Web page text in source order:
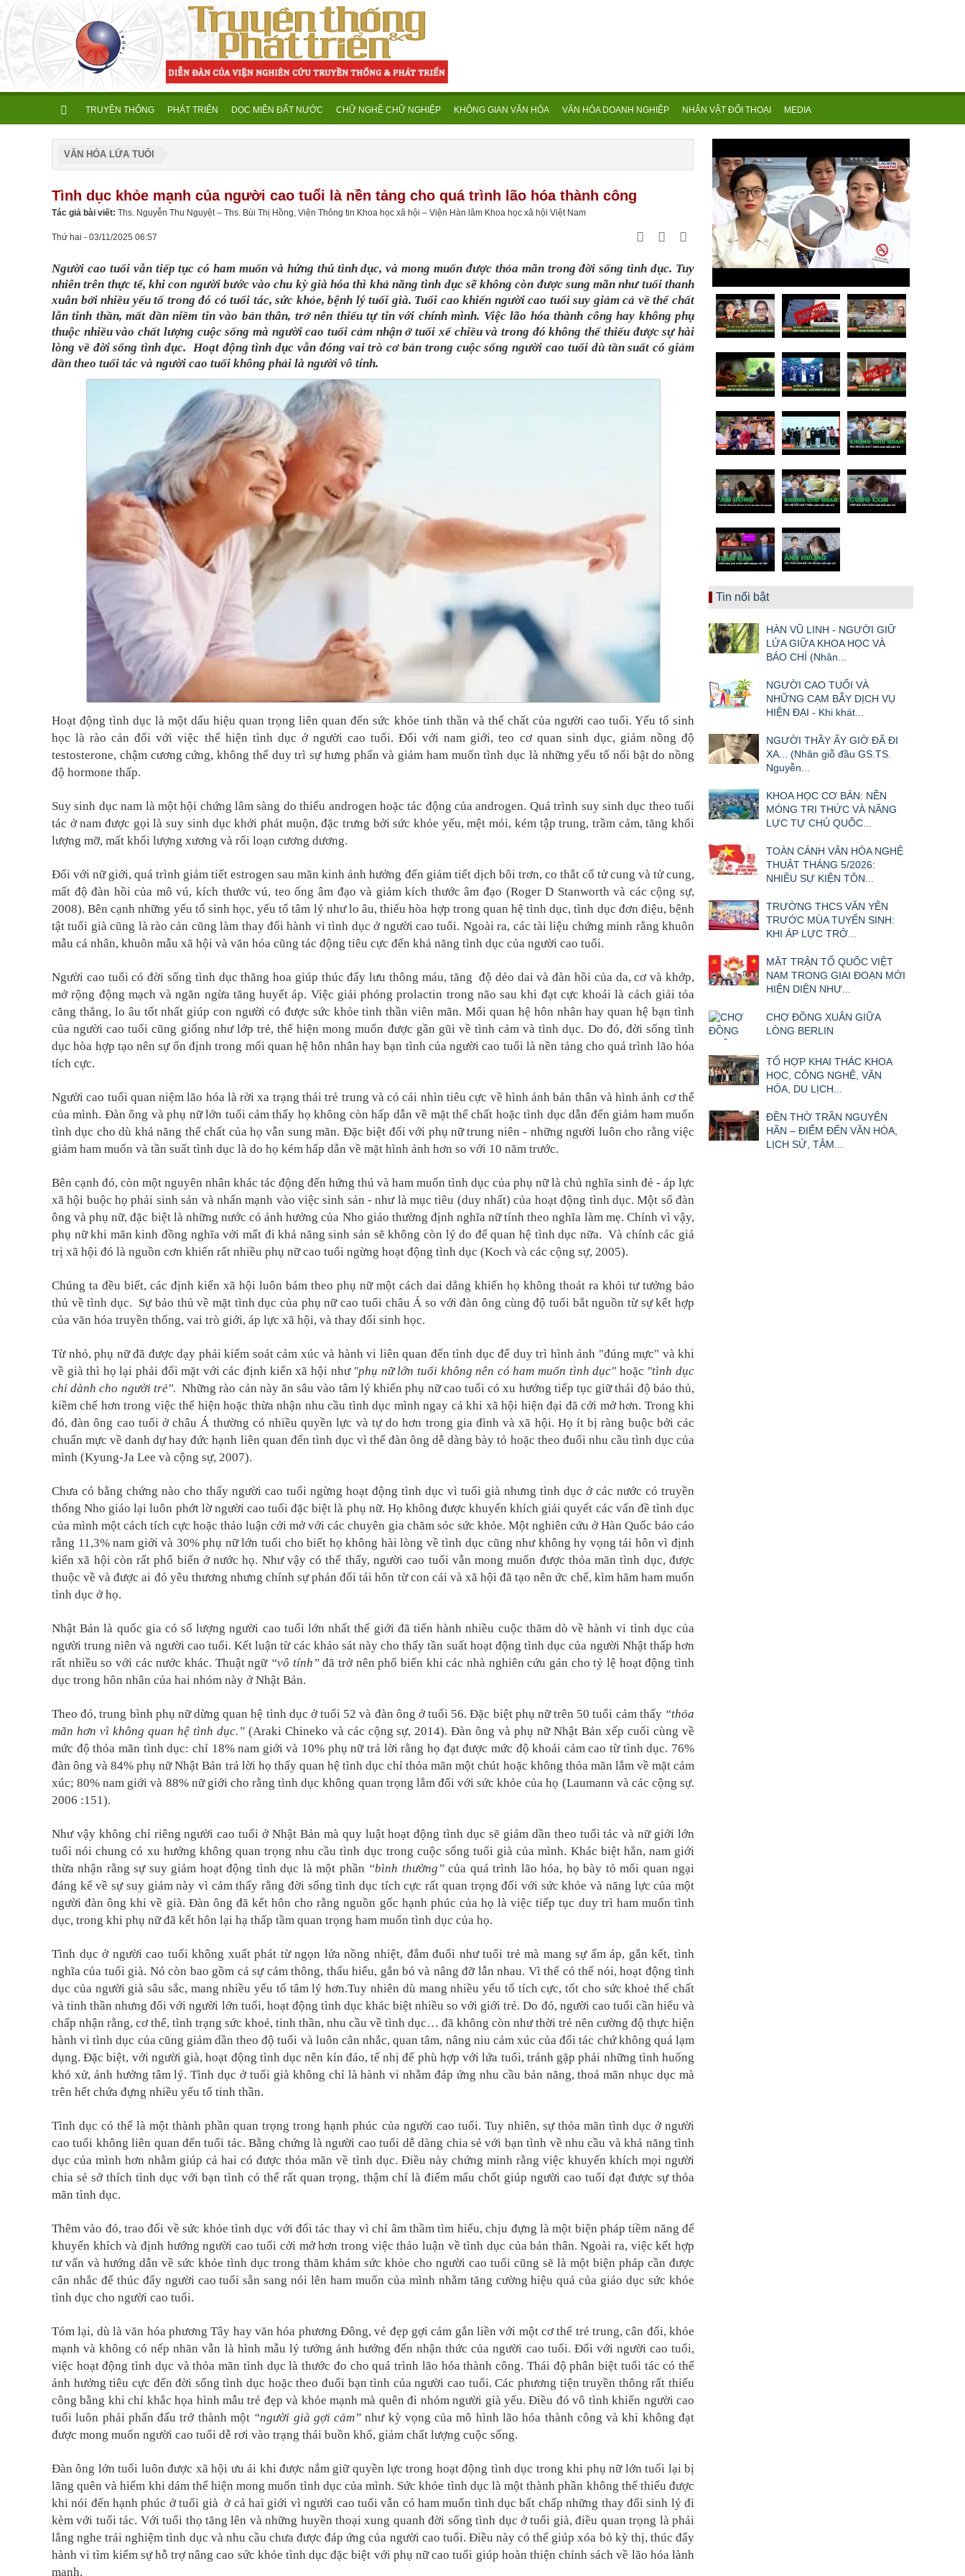
TRUYỀN THỐNG PHÁT TRIỂN DỌC MIỀN ĐẤT NƯỚC CHỮ NGHỀ CHỮ NGHIỆP KHÔNG GIAN VĂN HÓA VĂN HÓA DOANH NGHIỆP NHÂN VẬT ĐỐI THOẠI MEDIA
VĂN HÓA LỨA TUỔI
Tình dục khỏe mạnh của người cao tuổi là nền tảng cho quá trình lão hóa thành công
Tác giả bài viết: Ths. Nguyễn Thu Nguyệt – Ths. Bùi Thị Hồng, Viện Thông tin Khoa học xã hội – Viện Hàn lâm Khoa học xã hội Việt Nam
Thứ hai - 03/11/2025 06:57
Người cao tuổi vẫn tiếp tục có ham muốn và hứng thú tình dục, và mong muốn được thỏa mãn trong đời sống tình dục. Tuy
nhiên trên thực tế, khi con người bước vào chu kỳ già hóa thì khả năng tình dục sẽ không còn được sung mãn như tuổi thanh
xuân bởi nhiều yếu tố trong đó có tuổi tác, sức khỏe, bệnh lý tuổi già. Tuổi cao khiến người cao tuổi suy giảm cả về thể chất
lẫn tinh thần, mất dần niềm tin vào bản thân, trở nên thiếu tự tin với chính mình. Việc lão hóa thành công hay không phụ
thuộc nhiều vào chất lượng cuộc sống mà người cao tuổi cảm nhận ở tuổi xế chiều và trong đó không thể thiếu được sự hài
lòng về đời sống tình dục. Hoạt động tình dục vẫn đóng vai trò cơ bản trong cuộc sống người cao tuổi dù tần suất có giảm
dần theo tuổi tác và người cao tuổi không phải là người vô tính.
Hoạt động tình dục là một dấu hiệu quan trọng liên quan đến sức khỏe tinh thần và thể chất của người cao tuổi. Yếu tố sinh
học là rào cản đối với việc thể hiện tình dục ở người cao tuổi. Đối với nam giới, teo cơ quan sinh dục, giảm nồng độ
testosterone, chậm cương cứng, không thể duy trì sự hưng phấn và giảm ham muốn tình dục là những yếu tố nổi bật do nồng
độ hormone thấp.
Suy sinh dục nam là một hội chứng lâm sàng do thiếu androgen hoặc tác động của androgen. Quá trình suy sinh dục theo tuổi
tác ở nam được gọi là suy sinh dục khởi phát muộn, đặc trưng bởi sức khỏe yếu, mệt mỏi, kém tập trung, trầm cảm, tăng khối
lượng mỡ, mất khối lượng xương và rối loạn cương dương.
Đối với nữ giới, quá trình giảm tiết estrogen sau mãn kinh ảnh hưởng đến giảm tiết dịch bôi trơn, co thắt cổ tử cung và tử cung,
mất độ đàn hồi của mô vú, kích thước vú, teo ống âm đạo và giảm kích thước âm đạo (Roger D Stanworth và các cộng sự,
2008). Bên cạnh những yếu tố sinh học, yếu tố tâm lý như lo âu, thiếu hòa hợp trong quan hệ tình dục, tình dục đơn điệu, bệnh
tật tuổi già cũng là rào cản cũng làm thay đổi hành vi tình dục ở người cao tuổi. Ngoài ra, các tài liệu chứng minh rằng khuôn
mẫu cá nhân, khuôn mẫu xã hội và văn hóa cũng tác động tiêu cực đến khả năng tình dục của người cao tuổi.
Người cao tuổi có đời sống tình dục thăng hoa giúp thúc đẩy lưu thông máu, tăng độ dẻo dai và đàn hồi của da, cơ và khớp,
mở rộng động mạch và ngăn ngừa tăng huyết áp. Việc giải phóng prolactin trong não sau khi đạt cực khoái là cách giải tỏa
căng thẳng, lo âu tốt nhất giúp con người có được sức khỏe tinh thần viên mãn. Mối quan hệ hôn nhân hay quan hệ bạn tình
của người cao tuổi cũng giống như lớp trẻ, thể hiện mong muốn được gần gũi về tình cảm và tình dục. Do đó, đời sống tình
dục hòa hợp tạo nên sự ổn định trong mối quan hệ hôn nhân hay bạn tình của người cao tuổi là nền tảng cho quá trình lão hóa
tích cực.
Người cao tuổi quan niệm lão hóa là rời xa trạng thái trẻ trung và có cái nhìn tiêu cực về hình ảnh bản thân và hình ảnh cơ thể
của mình. Đàn ông và phụ nữ lớn tuổi cảm thấy họ không còn hấp dẫn về mặt thể chất hoặc tình dục dẫn đến giảm ham muốn
tình dục cho dù khả năng thể chất của họ vẫn sung mãn. Đặc biệt đối với phụ nữ trung niên - những người luôn cho rằng việc
giảm ham muốn và tần suất tình dục là do họ kém hấp dẫn về mặt hình ảnh hơn so với 10 năm trước.
Bên cạnh đó, còn một nguyên nhân khác tác động đến hứng thú và ham muốn tình dục của phụ nữ là chủ nghĩa sinh đẻ - áp lực
xã hội buộc họ phải sinh sản và nhấn mạnh vào việc sinh sản - như là mục tiêu (duy nhất) của hoạt động tình dục. Một số đàn
ông và phụ nữ, đặc biệt là những nước có ảnh hưởng của Nho giáo thường định nghĩa nữ tính theo nghĩa làm mẹ. Chính vì vậy,
phụ nữ khi mãn kinh đồng nghĩa với mất đi khả năng sinh sản sẽ không còn lý do để quan hệ tình dục nữa. Và chính các giá
trị xã hội đó là nguồn cơn khiến rất nhiều phụ nữ cao tuổi ngừng hoạt động tình dục (Koch và các cộng sự, 2005).
Chúng ta đều biết, các định kiến xã hội luôn bám theo phụ nữ một cách dai dẳng khiến họ không thoát ra khỏi tư tưởng bảo
thủ về tình dục. Sự bảo thủ về mặt tình dục của phụ nữ cao tuổi châu Á so với đàn ông cùng độ tuổi bắt nguồn từ sự kết hợp
của văn hóa truyền thống, vai trò giới, áp lực xã hội, và thay đổi sinh học.
Từ nhỏ, phụ nữ đã được dạy phải kiểm soát cảm xúc và hành vi liên quan đến tình dục để duy trì hình ảnh "đúng mực" và khi
về già thì họ lại phải đối mặt với các định kiến xã hội như "phụ nữ lớn tuổi không nên có ham muốn tình dục" hoặc "tình dục
chỉ dành cho người trẻ". Những rào cản này ăn sâu vào tâm lý khiến phụ nữ cao tuổi có xu hướng tiếp tục giữ thái độ bảo thủ,
kiềm chế hơn trong việc thể hiện hoặc thừa nhận nhu cầu tình dục mình ngay cả khi xã hội hiện đại đã cởi mở hơn. Trong khi
đó, đàn ông cao tuổi ở châu Á thường có nhiều quyền lực và tự do hơn trong gia đình và xã hội. Họ ít bị ràng buộc bởi các
chuẩn mực về danh dự hay đức hạnh liên quan đến tình dục vì thế đàn ông dễ dàng bày tỏ hoặc theo đuổi nhu cầu tình dục của
mình (Kyung-Ja Lee và cộng sự, 2007).
Chưa có bằng chứng nào cho thấy người cao tuổi ngừng hoạt động tình dục vì tuổi già nhưng tình dục ở các nước có truyền
thống Nho giáo lại luôn phớt lờ người cao tuổi đặc biệt là phụ nữ. Họ không được khuyến khích giải quyết các vấn đề tình dục
của mình một cách tích cực hoặc thảo luận cởi mở với các chuyên gia chăm sóc sức khỏe. Một nghiên cứu ở Hàn Quốc báo cáo
rằng 11,3% nam giới và 30% phụ nữ lớn tuổi cho biết họ không hài lòng về tình dục cũng như không hy vọng tái hôn vì định
kiến xã hội còn rất phổ biến ở nước họ. Như vậy có thể thấy, người cao tuổi vẫn mong muốn được thỏa mãn tình dục, được
thuộc về và được ai đó yêu thương nhưng chính sự phản đối tái hôn từ con cái và xã hội đã tạo nên ức chế, kìm hãm ham muốn
tình dục ở họ.
Nhật Bản là quốc gia có số lượng người cao tuổi lớn nhất thế giới đã tiến hành nhiều cuộc thăm dò về hành vi tình dục của
người trung niên và người cao tuổi. Kết luận từ các khảo sát này cho thấy tần suất hoạt động tình dục của người Nhật thấp hơn
rất nhiều so với các nước khác. Thuật ngữ “vô tính”đã trở nên phổ biến khi các nhà nghiên cứu gán cho tỷ lệ hoạt động tình
dục trong hôn nhân của hai nhóm này ở Nhật Bản.
Theo đó, trung bình phụ nữ dừng quan hệ tình dục ở tuổi 52 và đàn ông ở tuổi 56. Đặc biệt phụ nữ trên 50 tuổi cảm thấy “thỏa
mãn hơn vì không quan hệ tình dục.”(Araki Chineko và các cộng sự, 2014). Đàn ông và phụ nữ Nhật Bản xếp cuối cùng về
mức độ thỏa mãn tình dục: chỉ 18% nam giới và 10% phụ nữ trả lời rằng họ đạt được mức độ khoái cảm cao từ tình dục. 76%
đàn ông và 84% phụ nữ Nhật Bản trả lời họ thấy quan hệ tình dục chỉ thỏa mãn một chút hoặc không thỏa mãn lắm về mặt cảm
xúc; 80% nam giới và 88% nữ giới cho rằng tình dục không quan trọng lắm đối với sức khỏe của họ (Laumann và các cộng sự.
2006 :151).
Như vậy không chỉ riêng người cao tuổi ở Nhật Bản mà quy luật hoạt động tình dục sẽ giảm dần theo tuổi tác và nữ giới lớn
tuổi nói chung có xu hướng không quan trọng nhu cầu tình dục trong cuộc sống tuổi già của mình. Khác biệt hẳn, nam giới
thừa nhận rằng sự suy giảm hoạt động tình dục là một phần “bình thường”của quá trình lão hóa, họ bày tỏ mối quan ngại
đáng kể về sự suy giảm này vì cảm thấy rằng đời sống tình dục tích cực rất quan trọng đối với sức khỏe và năng lực của một
người đàn ông khi về già. Đàn ông đã kết hôn cho rằng nguồn gốc hạnh phúc của họ là việc tiếp tục duy trì ham muốn tình
dục, trong khi phụ nữ đã kết hôn lại hạ thấp tầm quan trọng ham muốn tình dục của họ.
Tình dục ở người cao tuổi không xuất phát từ ngọn lửa nồng nhiệt, đắm đuối như tuổi trẻ mà mang sự ấm áp, gắn kết, tình
nghĩa của tuổi già. Nó còn bao gồm cả sự cảm thông, thấu hiểu, gắn bó và nâng đỡ lẫn nhau. Vì thế có thể nói, hoạt động tình
dục của người già sâu sắc, mang nhiều yếu tố tâm lý hơn.Tuy nhiên dù mang nhiều yếu tố tích cực, tốt cho sức khoẻ thể chất
và tinh thần nhưng đối với người lớn tuổi, hoạt động tình dục khác biệt nhiều so với giới trẻ. Do đó, người cao tuổi cần hiểu và
chấp nhận rằng, cơ thể, tình trạng sức khoẻ, tinh thần, nhu cầu về tình dục… đã không còn như thời trẻ nên cường độ thực hiện
hành vi tình dục của cũng giảm dần theo độ tuổi và luôn cân nhắc, quan tâm, nâng niu cảm xúc của đối tác chứ không quá lạm
dụng. Đặc biệt, với người già, hoạt động tình dục nên kín đáo, tế nhị để phù hợp với lứa tuổi, tránh gặp phải những tình huống
khó xử, ảnh hưởng tâm lý. Tình dục ở tuổi già không chỉ là hành vi nhằm đáp ứng nhu cầu bản năng, thoả mãn nhục dục mà
trên hết chứa đựng nhiều yếu tố tinh thần.
Tình dục có thể là một thành phần quan trọng trong hạnh phúc của người cao tuổi. Tuy nhiên, sự thỏa mãn tình dục ở người
cao tuổi không liên quan đến tuổi tác. Bằng chứng là người cao tuổi dễ dàng chia sẻ với bạn tình về nhu cầu và khả năng tình
dục của mình hơn nhằm giúp cả hai có được thỏa mãn về tình dục. Điều này chứng minh rằng việc khuyến khích mọi người
chia sẻ sở thích tình dục với bạn tình có thể rất quan trọng, thậm chí là điểm mấu chốt giúp người cao tuổi đạt được sự thỏa
mãn tình dục.
Thêm vào đó, trao đổi về sức khỏe tình dục với đối tác thay vì chỉ âm thầm tìm hiểu, chịu đựng là một biện pháp tiềm năng để
khuyến khích và định hướng người cao tuổi cởi mở hơn trong việc thảo luận về tình dục của bản thân. Ngoài ra, việc kết hợp
tư vấn và hướng dẫn về sức khỏe tình dục trong thăm khám sức khỏe cho người cao tuổi cũng sẽ là một biện pháp cần được
cân nhắc để thúc đẩy người cao tuổi sẵn sang nói lên ham muốn của mình nhằm tăng cường hiệu quả của giáo dục sức khỏe
tình dục cho người cao tuổi.
Tóm lại, dù là văn hóa phương Tây hay văn hóa phương Đông, vẻ đẹp gợi cảm gắn liền với một cơ thể trẻ trung, cân đối, khỏe
mạnh và không có nếp nhăn vẫn là hình mẫu lý tưởng ảnh hưởng đến nhận thức của người cao tuổi. Đối với người cao tuổi,
việc hoạt động tình dục và thỏa mãn tình dục là thước đo cho quá trình lão hóa thành công. Thái độ phân biệt tuổi tác có thể
ảnh hưởng tiêu cực đến đời sống tình dục hoặc theo đuổi bạn tình của người cao tuổi. Các phương tiện truyền thông rất thiếu
công bằng khi chỉ khắc họa hình mẫu trẻ đẹp và khỏe mạnh mà quên đi nhóm người già yếu. Điều đó vô tình khiến người cao
tuổi luôn phải phấn đấu trở thành một “người già gợi cảm” như kỳ vọng của mô hình lão hóa thành công và khi không đạt
được mong muốn người cao tuổi dễ rơi vào trạng thái buồn khổ, giảm chất lượng cuộc sống.
Đàn ông lớn tuổi luôn được xã hội ưu ái khi được nắm giữ quyền lực trong hoạt động tình dục trong khi phụ nữ lớn tuổi lại bị
lãng quên và hiếm khi dám thể hiện mong muốn tình dục của mình. Sức khỏe tình dục là một thành phần không thể thiếu được
khi nói đến hạnh phúc ở tuổi già ở cả hai giới vì người cao tuổi vẫn có ham muốn tình dục bất chấp những thay đổi sinh lý đi
kèm với tuổi tác. Với tuổi thọ tăng lên và những huyền thoại xung quanh đời sống tình dục ở tuổi già, điều quan trọng là phải
lắng nghe trải nghiệm tình dục và nhu cầu chưa được đáp ứng của người cao tuổi. Điều này có thể giúp xóa bỏ kỳ thị, thúc đẩy
hành vi tìm kiếm sự hỗ trợ nâng cao sức khỏe tình dục đặc biệt với phụ nữ cao tuổi giúp hoàn thiện chính sách về lão hóa lành
mạnh.
Tin nổi bật
HÀN VŨ LINH - NGƯỜI GIỮ
LỬA GIỮA KHOA HỌC VÀ
BÁO CHÍ (Nhân...
NGƯỜI CAO TUỔI VÀ
NHỮNG CẠM BẪY DỊCH VỤ
HIỆN ĐẠI - Khi khát...
NGƯỜI THẦY ẤY GIỜ ĐÃ ĐI
XA... (Nhân giỗ đầu GS.TS.
Nguyễn...
KHOA HỌC CƠ BẢN: NỀN
MÓNG TRI THỨC VÀ NĂNG
LỰC TỰ CHỦ QUỐC...
TOÀN CẢNH VĂN HÓA NGHỆ
THUẬT THÁNG 5/2026:
NHIỀU SỰ KIỆN TÔN...
TRƯỜNG THCS VĂN YÊN
TRƯỚC MÙA TUYỂN SINH:
KHI ÁP LỰC TRỞ...
MẶT TRẬN TỔ QUỐC VIỆT
NAM TRONG GIAI ĐOẠN MỚI
HIỆN DIỆN NHƯ...
CHỢ ĐỒNG XUÂN GIỮA
LÒNG BERLIN
TỔ HỢP KHAI THÁC KHOA
HỌC, CÔNG NGHỆ, VĂN
HÓA, DU LỊCH...
ĐỀN THỜ TRẦN NGUYÊN
HÃN – ĐIỂM ĐẾN VĂN HÓA,
LỊCH SỬ, TÂM...